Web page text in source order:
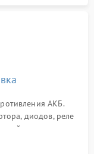
АКБ.
диодов, реле
поиск вздутых
плате.